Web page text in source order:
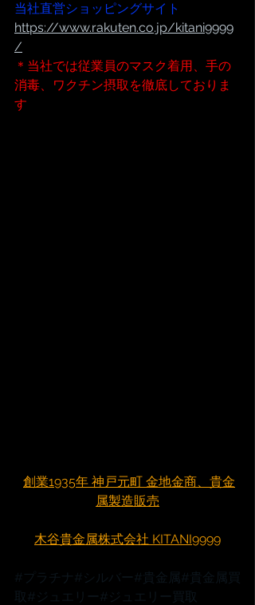
当社直営ショッピングサイト
https://www.rakuten.co.jp/kitani9999
/
＊当社では従業員のマスク着用、手の
消毒、ワクチン摂取を徹底しておりま
す
創業1935年 神戸元町 金地金商、貴金
属製造販売
木谷貴金属株式会社 KITANI9999
#プラチナ #シルバー #貴金属#貴金属買
取 #ジュエリー #ジュエリー買取